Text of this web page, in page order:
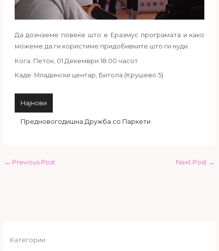
Да дознаеме повеќе што е Еразмус програмата и како
можеме да ги користиме придобивките што ги нуди.
Кога: Петок, 01 Декември 18:00 часот
Каде: Младински центар, Битола (Крушево 5)
Најнови
Предновогодишна Дружба со Паркети
← Previous Post Next Post →
Категории